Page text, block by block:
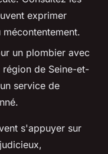
exprimer
un plombier avec
de Seine-et-
service de
s'appuyer sur